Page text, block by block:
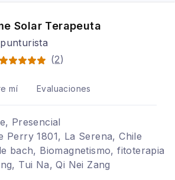
Solar Terapeuta
(2)
mí Evaluaciones
Presencial
Perry 1801, La Serena, Chile
bach, Biomagnetismo, fitoterapia
Tui Na, Qi Nei Zang